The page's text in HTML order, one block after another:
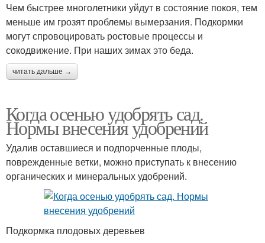
Подкормки по месяцам
Удобрения для
плодовых деревьев
Весенняя подкормка
Чем быстрее многолетники уйдут в состояние покоя, тем
меньше им грозят проблемы вымерзания. Подкормки
могут спровоцировать ростовые процессы и
сокодвижение. При наших зимах это беда.
читать дальше →
Когда осенью удобрять сад.
Нормы внесения удобрений
Удалив оставшиеся и подпорченные плоды,
поврежденные ветки, можно приступать к внесению
органических и минеральных удобрений.
Подкормка плодовых деревьев